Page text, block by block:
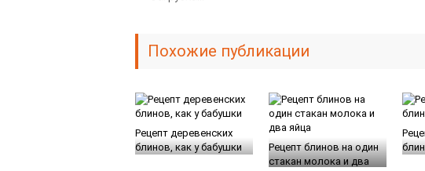
Похожие публикации
Рецепт деревенских
блинов, как у бабушки
Рецепт блинов на один
стакан молока и два